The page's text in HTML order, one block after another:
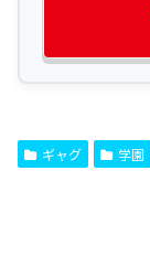
ギャグ 学園